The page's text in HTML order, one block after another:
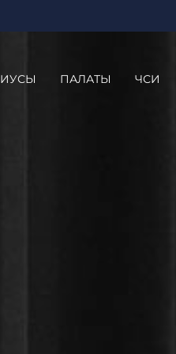
ПАЛАТЫ ЧСИ